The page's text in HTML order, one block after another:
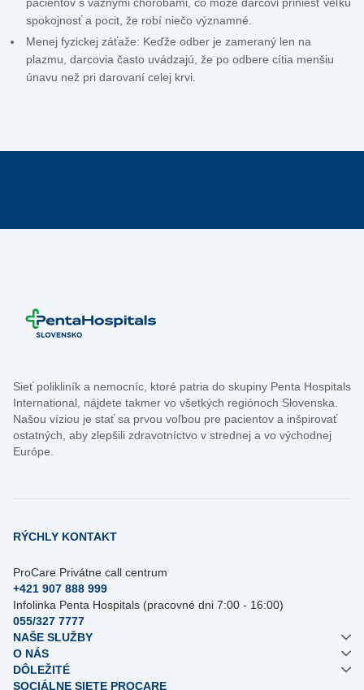
spokojnosť a pocit, že robí niečo významné.
Menej fyzickej záťaže: Keďže odber je zameraný len na
plazmu, darcovia často uvádzajú, že po odbere cítia menšiu
únavu než pri darovaní celej krvi.
Sieť polikliník a nemocníc, ktoré patria do skupiny Penta Hospitals
International, nájdete takmer vo všetkých regiónoch Slovenska.
Našou víziou je stať sa prvou voľbou pre pacientov a inšpirovať
ostatných, aby zlepšili zdravotníctvo v strednej a vo východnej
Európe.
RÝCHLY KONTAKT
ProCare Privátne call centrum
+421 907 888 999
Infolinka Penta Hospitals (pracovné dni 7:00 - 16:00)
055/327 7777
NAŠE SLUŽBY
O NÁS
DÔLEŽITÉ
SOCIÁLNE SIETE PROCARE